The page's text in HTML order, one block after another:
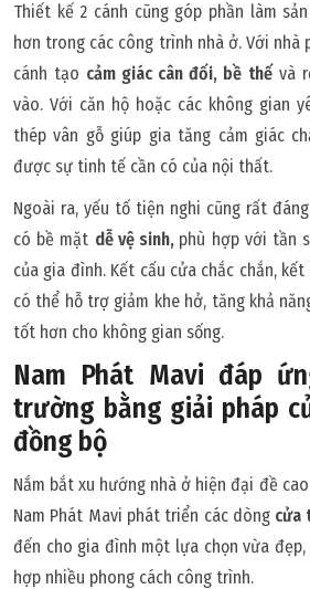
Thiết kế 2 cánh cũng góp phần làm
hơn trong các công trình nhà ở. Với nhà
cánh tạo cảm giác cân đối, bề thếvà
vào. Với căn hộ hoặc các không gian
thép vân gỗ giúp gia tăng cảm giác
được sự tinh tế cần có của nội thất.
Ngoài ra, yếu tố tiện nghi cũng rất
có bề mặt dễ vệ sinh, phù hợp với tần
của gia đình. Kết cấu cửa chắc chắn,
có thể hỗ trợ giảm khe hở, tăng khả
tốt hơn cho không gian sống.
Nam Phát Mavi đáp
trường bằng giải pháp
đồng bộ
Nắm bắt xu hướng nhà ở hiện đại đề
Nam Phát Mavi phát triển các dòng cửa
đến cho gia đình một lựa chọn vừa đẹp,
hợp nhiều phong cách công trình.